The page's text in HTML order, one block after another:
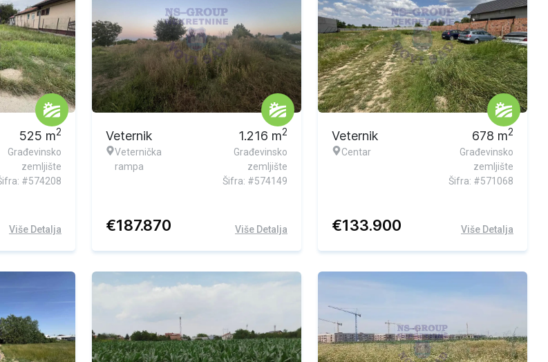
525 m2
Građevinsko
zemljište
#574208
Više Detalja
Veternik
Veternička
rampa
1.216 m2
Građevinsko
zemljište
Šifra: #574149
€187.870 Više Detalja
Veternik
Centar
678 m2
Građevinsko
zemljište
Šifra: #571068
€133.900 Više Detalja